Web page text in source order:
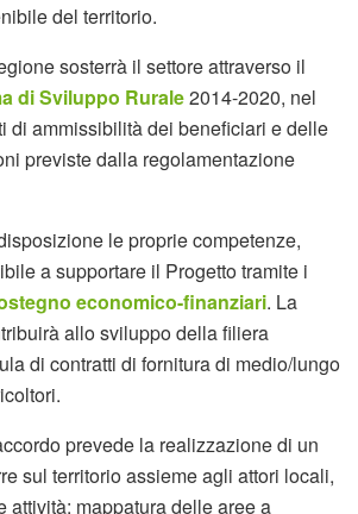
del territorio.
sosterrà il settore attraverso il
di Sviluppo Rurale2014-2020, nel
di ammissibilità dei beneficiari e delle
previste dalla regolamentazione
le proprie competenze,
a supportare il Progetto tramite i
economico-finanziari. La
allo sviluppo della filiera
di contratti di fornitura di medio/lungo
prevede la realizzazione di un
sul territorio assieme agli attori locali,
attività: mappatura delle aree a